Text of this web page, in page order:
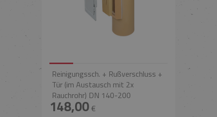
Reinigungssch. + Rußverschluss +
Tür (im Austausch mit 2x
Rauchrohr) DN 140-200
148,00€